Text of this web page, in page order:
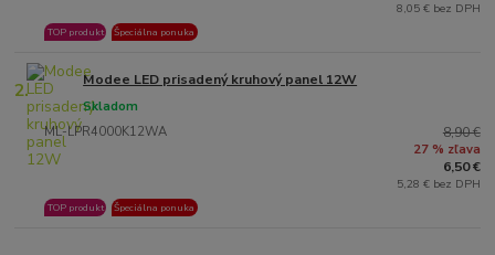
TOP produkt Špeciálna ponuka
8,05 € bez DPH
2. Modee LED prisadený kruhový panel 12W
ML-LPR4000K12WA
Skladom
TOP produkt Špeciálna ponuka
8,90 €
27 % zľava
6,50 €
5,28 € bez DPH